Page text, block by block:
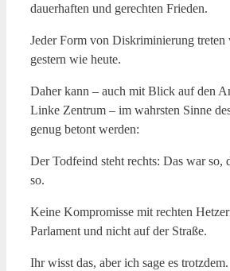
dauerhaften und gerechten Frieden.
Jeder Form von Diskriminierung treten
gestern wie heute.
Daher kann – auch mit Blick auf den
Linke Zentrum – im wahrsten Sinne
genug betont werden:
Der Todfeind steht rechts: Das war so,
so.
Keine Kompromisse mit rechten
Parlament und nicht auf der Straße.
Ihr wisst das, aber ich sage es trotzdem.